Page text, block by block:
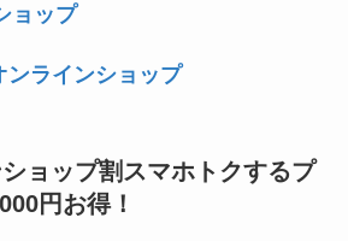
ョップ
ンラインショップ
ョップ割スマホトクするプ
円お得！